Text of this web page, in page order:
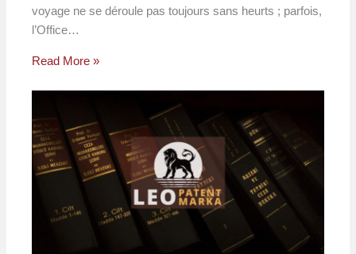
voyage ne se déroule pas toujours sans heurts ; parfois,
l’Office…
Read More »